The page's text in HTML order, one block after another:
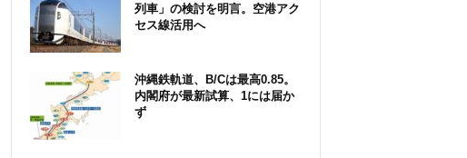
列車」の検討を明言。空港アク
セス線活用へ
沖縄鉄軌道、B/Cは最高0.85。
内閣府が最新試算、1には届か
ず